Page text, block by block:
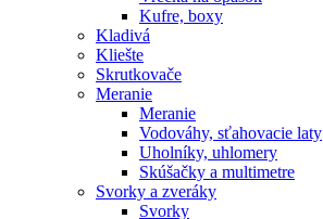
Kufre, boxy
Kladivá
Kliešte
Skrutkovače
Meranie
Meranie
Vodováhy, sťahovacie laty
Uholníky, uhlomery
Skúšačky a multimetre
Svorky a zveráky
Svorky